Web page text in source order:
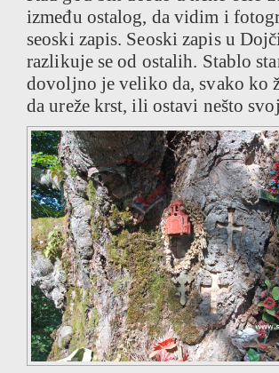
između ostalog, da vidim i
seoski zapis. Seoski zapis u
razlikuje se od ostalih. Stablo
dovoljno je veliko da, svako ko
da ureže krst, ili ostavi nešto